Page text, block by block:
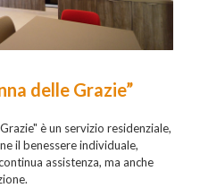
delle Grazie”
è un servizio residenziale,
il benessere individuale,
assistenza, ma anche